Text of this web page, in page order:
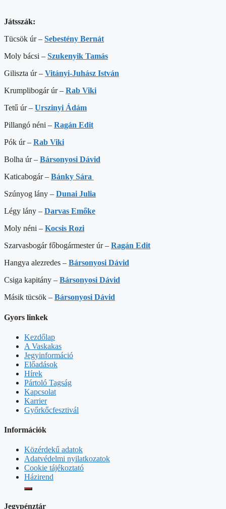
Játsszák:
Tücsök úr – Sebestény Bernát
Moly bácsi – Szukenyik Tamás
Giliszta úr – Vitányi-Juhász István
Krumplibogár úr – Rab Viki
Tetű úr – Urszinyi Ádám
Pillangó néni – Ragán Edit
Pók úr – Rab Viki
Bolha úr – Bársonyosi Dávid
Katicabogár – Bánky Sára
Szúnyog lány – Dunai Julia
Légy lány – Darvas Emőke
Moly néni – Kocsis Rozi
Szarvasbogár főbogármester úr – Ragán Edit
Hangya alezredes – Bársonyosi Dávid
Csiga kapitány – Bársonyosi Dávid
Másik tücsök – Bársonyosi Dávid
Gyors linkek
Kezdőlap
A Vaskakas
Jegyinformáció
Előadások
Hírek
Pártoló Tagság
Kapcsolat
Karrier
Győrkőcfesztivál
Információk
Közérdekű adatok
Adatvédelmi nyilatkozatok
Cookie tájékoztató
Házirend
Jegypénztár